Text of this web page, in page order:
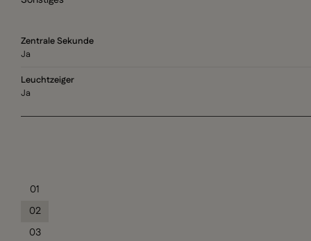
Zentrale Sekunde
Ja
Leuchtzeiger
Ja
01
02
03